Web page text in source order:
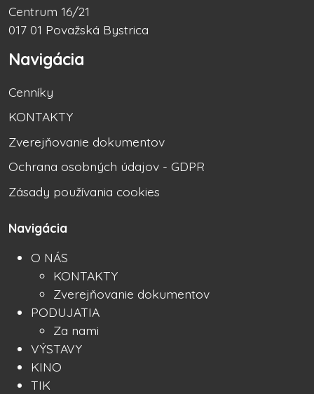
Centrum 16/21
017 01 Považská Bystrica
Navigácia
Cenníky
KONTAKTY
Zverejňovanie dokumentov
Ochrana osobných údajov - GDPR
Zásady používania cookies
Navigácia
O NÁS
KONTAKTY
Zverejňovanie dokumentov
PODUJATIA
Za nami
VÝSTAVY
KINO
TIK